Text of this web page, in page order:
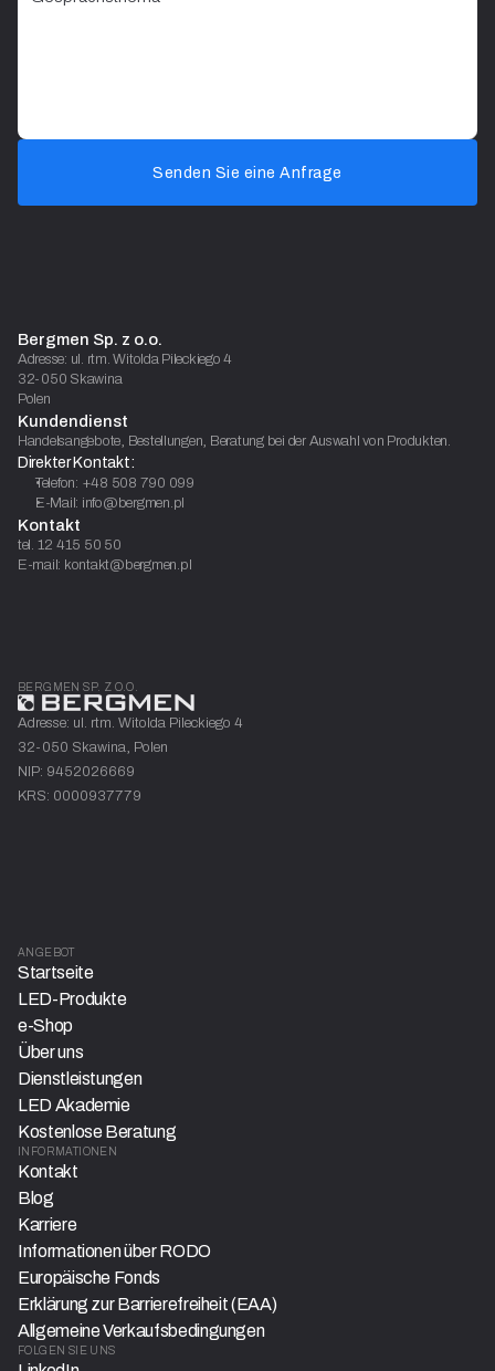
Senden Sie eine Anfrage
Bergmen Sp. z o.o.
Adresse: ul. rtm. Witolda Pileckiego 4
32-050 Skawina
Polen
Kundendienst
Handelsangebote, Bestellungen, Beratung bei der Auswahl von Produkten.
Direkter Kontakt:
Telefon: +48 508 790 099
E-Mail: info@bergmen.pl
Kontakt
tel. 12 415 50 50
E-mail: kontakt@bergmen.pl
BERGMEN SP. Z O.O.
Adresse: ul. rtm. Witolda Pileckiego 4
32-050 Skawina, Polen
NIP: 9452026669
KRS: 0000937779
ANGEBOT
Startseite
LED-Produkte
e-Shop
Über uns
Dienstleistungen
LED Akademie
Kostenlose Beratung
INFORMATIONEN
Kontakt
Blog
Karriere
Informationen über RODO
Europäische Fonds
Erklärung zur Barrierefreiheit (EAA)
Allgemeine Verkaufsbedingungen
FOLGEN SIE UNS